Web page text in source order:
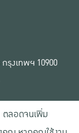
รุงเทพฯ 10900
ตลอดจนเพิ่ม